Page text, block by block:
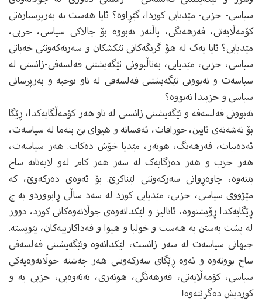
سیاسی- حزبی- مێدیایی کوردا، گێڕاوه‌؟ ئایا هه‌ست به‌ به‌رپرسیاره‌تی
کۆمه‌ڵایه‌تی، فه‌رهه‌نگی، پاڵنه‌ر نه‌بووه‌ بۆ چالاکی سیاسی، حزبی،
مێدیایی؟ ئایا یه‌ک له‌ هۆ گرنگه‌کانی تێکشکان و سه‌رنه‌که‌وتنی خه‌باتی
سیاسی، حزبی، مێدیایی، به‌تاڵبوونی تێگه‌یشتنی فه‌لسه‌فی-زانستی‌ له‌
سیاسه‌ت و نه‌بوونی تێگه‌یشتنی فه‌لسه‌فی‌ له‌ ناو نوخبه‌ و به‌رپرسانی
سیاسی و حزبیدا نه‌بووه‌؟
نه‌بوونی فه‌لسه‌فه‌ و تێگه‌یشتنی زانستی له‌ ناو هه‌ر کۆمه‌ڵگایه‌کدا، ڕێگا
بۆ ته‌شه‌نه‌ی ئایین، خورافات، ئه‌فسانه‌ و هیوای بێ بنه‌ما له‌ سیاسه‌ت،
ئه‌ده‌بیات، فه‌رهه‌نگ، هونه‌ر، مێدیا خۆش ده‌کات. هه‌ر سیاسه‌ت،
هه‌ر حزب و هه‌ر ده‌زگایه‌ک له‌ سه‌ر هه‌ر کام له‌و لایه‌نانه‌ ساخ
بێته‌وه‌، چاوه‌ڕوانی سه‌رکه‌وتنی لێناکرێ. بۆ ئه‌وه‌ی ده‌رکه‌وێ، که‌
مێژووی سیاسی، حزبی، مێدیایی کورد له‌ سه‌د ساڵی ڕابووردو به‌ چ
ڕێگایه‌کدا ڕۆیشتووه‌، ئانالیز و لێکدانه‌وه‌ی جوڵانه‌وه‌کانی کورد، دوور
له‌ پشت به‌ستن به‌ هه‌ست و خولیا و هیوا و فه‌داکارییه‌کان، پێویسته‌.
جیهانی سیاسه‌ت له‌ سه‌ر زانست، لێکدانه‌وه‌ وتێگه‌یشتنی فه‌لسه‌فی
ساخ بووته‌وه‌ و ئه‌وه‌ ڕێگای سه‌رکه‌وتنی هه‌ر چه‌شنه‌ جوڵانه‌وه‌یه‌کی
سیاسی، کۆمه‌ڵایه‌تی، فه‌رهه‌نگی، هونه‌ری، نه‌ته‌وه‌یی، حزبی یه‌ و
کوردیش ده‌گرێته‌وه‌!